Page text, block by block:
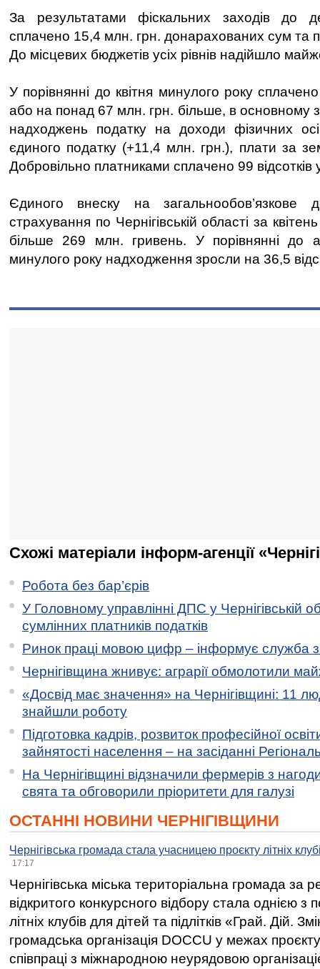
За результатами фіскальних заходів до
сплачено 15,4 млн. грн. донарахованих сум та
До місцевих бюджетів усіх рівнів надійшло
У порівнянні до квітня минулого року
або на понад 67 млн. грн. більше, в основному
надходжень податку на доходи фізичних
єдиного податку (+11,4 млн. грн.), плати за
Добровільно платниками сплачено 99 відсотків
Єдиного внеску на загальнообов’язкове
страхування по Чернігівській області за
більше 269 млн. гривень. У порівнянні до
минулого року надходження зросли на 36,5
Схожі матеріали інформ-агенції
Робота без бар’єрів
У Головному управлінні ДПС у Чернігівській
сумлінних платників податків
Ринок праці мовою цифр – інформує служба
Чернігівщина жнивує: аграрії обмолотили
«Досвід має значення» на Чернігівщині: 11
знайшли роботу
Підготовка кадрів, розвиток професійної
зайнятості населення – на засіданні
На Чернігівщині відзначили фермерів з
свята та обговорили пріоритети для галузі
ОСТАННІ НОВИНИ ЧЕРНІГІВЩИНИ
Чернігівська громада стала учасницею проєкту літніх
17:17
Чернігівська міська територіальна громада за
відкритого конкурсного відбору стала однією
літніх клубів для дітей та підлітків «Грай. Дій.
громадська організація DOCCU у межах
співпраці з міжнародною неурядовою